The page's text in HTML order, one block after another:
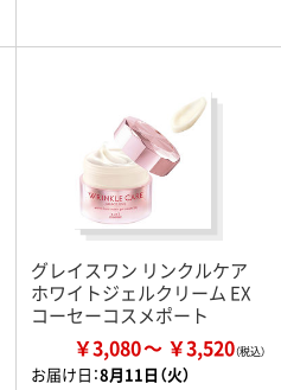
グレイスワン リンクルケア
ホワイトジェルクリーム EX
コーセーコスメポート
￥3,080 ￥3,520
お届け日：8月11日（火）